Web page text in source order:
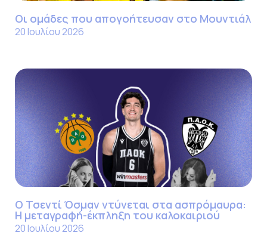
Οι ομάδες που απογοήτευσαν στο Μουντιάλ
20 Ιουλίου 2026
Ο Τσεντί Όσμαν ντύνεται στα ασπρόμαυρα:
Η μεταγραφή-έκπληξη του καλοκαιριού
20 Ιουλίου 2026